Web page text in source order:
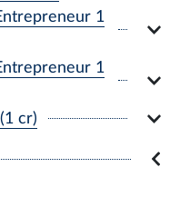
1
1
cr)